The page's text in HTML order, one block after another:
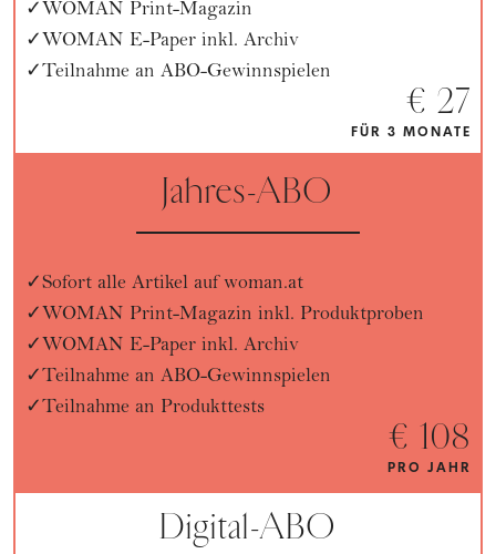
WOMAN Print-Magazin
WOMAN E-Paper inkl. Archiv
Teilnahme an ABO-Gewinnspielen
€ 27
FÜR 3 MONATE
Jahres-ABO
Sofort alle Artikel auf woman.at
WOMAN Print-Magazin inkl. Produktproben
WOMAN E-Paper inkl. Archiv
Teilnahme an ABO-Gewinnspielen
Teilnahme an Produkttests
€ 108
PRO JAHR
Digital-ABO